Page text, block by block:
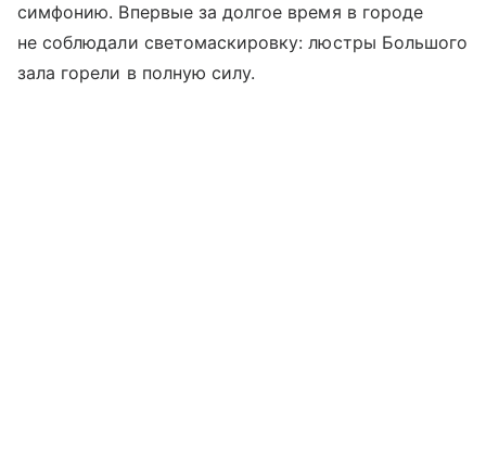
симфонию. Впервые за долгое время в городе
не соблюдали светомаскировку: люстры Большого
зала горели в полную силу.